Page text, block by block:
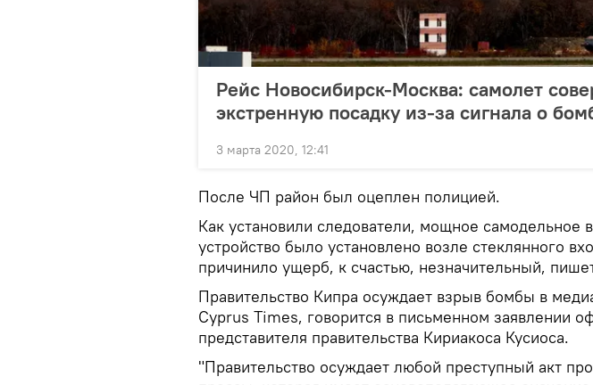
Рейс Новосибирск-Москва: самолет
экстренную посадку из-за сигнала о
3 марта 2020, 12:41
После ЧП район был оцеплен полицией.
Как установили следователи, мощное самодельное
устройство было установлено возле стеклянного
причинило ущерб, к счастью, незначительный,
Правительство Кипра осуждает взрыв бомбы в
Cyprus Times, говорится в письменном заявлении
представителя правительства Кириакоса Кусиоса.
"Правительство осуждает любой преступный акт